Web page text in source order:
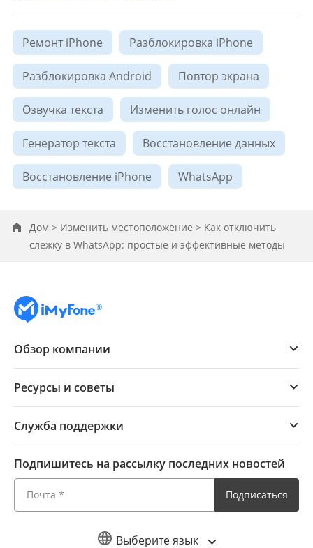
Ремонт iPhone Разблокировка iPhone
Разблокировка Android Повтор экрана
Озвучка текста Изменить голос онлайн
Генератор текста Восстановление данных
Восстановление iPhone WhatsApp
Дом > Изменить местоположение > Как отключить
слежку в WhatsApp: простые и эффективные методы
Выберите язык
Обзор компании
Ресурсы и советы
Служба поддержки
Подпишитесь на рассылку последних новостей
Подписаться